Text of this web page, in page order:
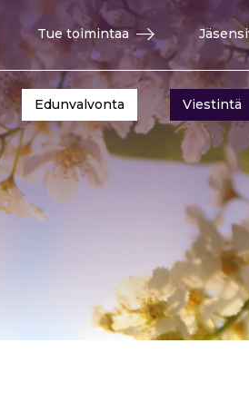
Tue toimintaa
Edunvalvonta Viestintä